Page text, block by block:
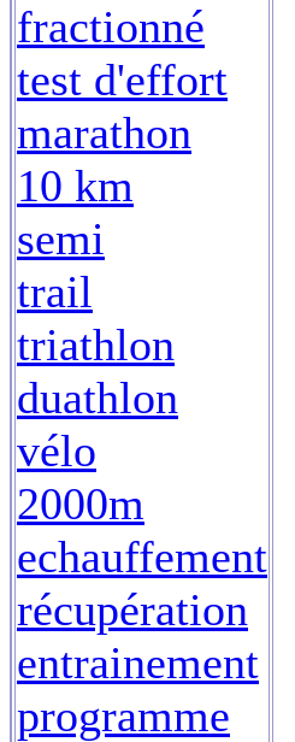
fractionné
test d'effort
marathon
10 km
semi
trail
triathlon
duathlon
vélo
2000m
echauffement
récupération
entrainement
programme